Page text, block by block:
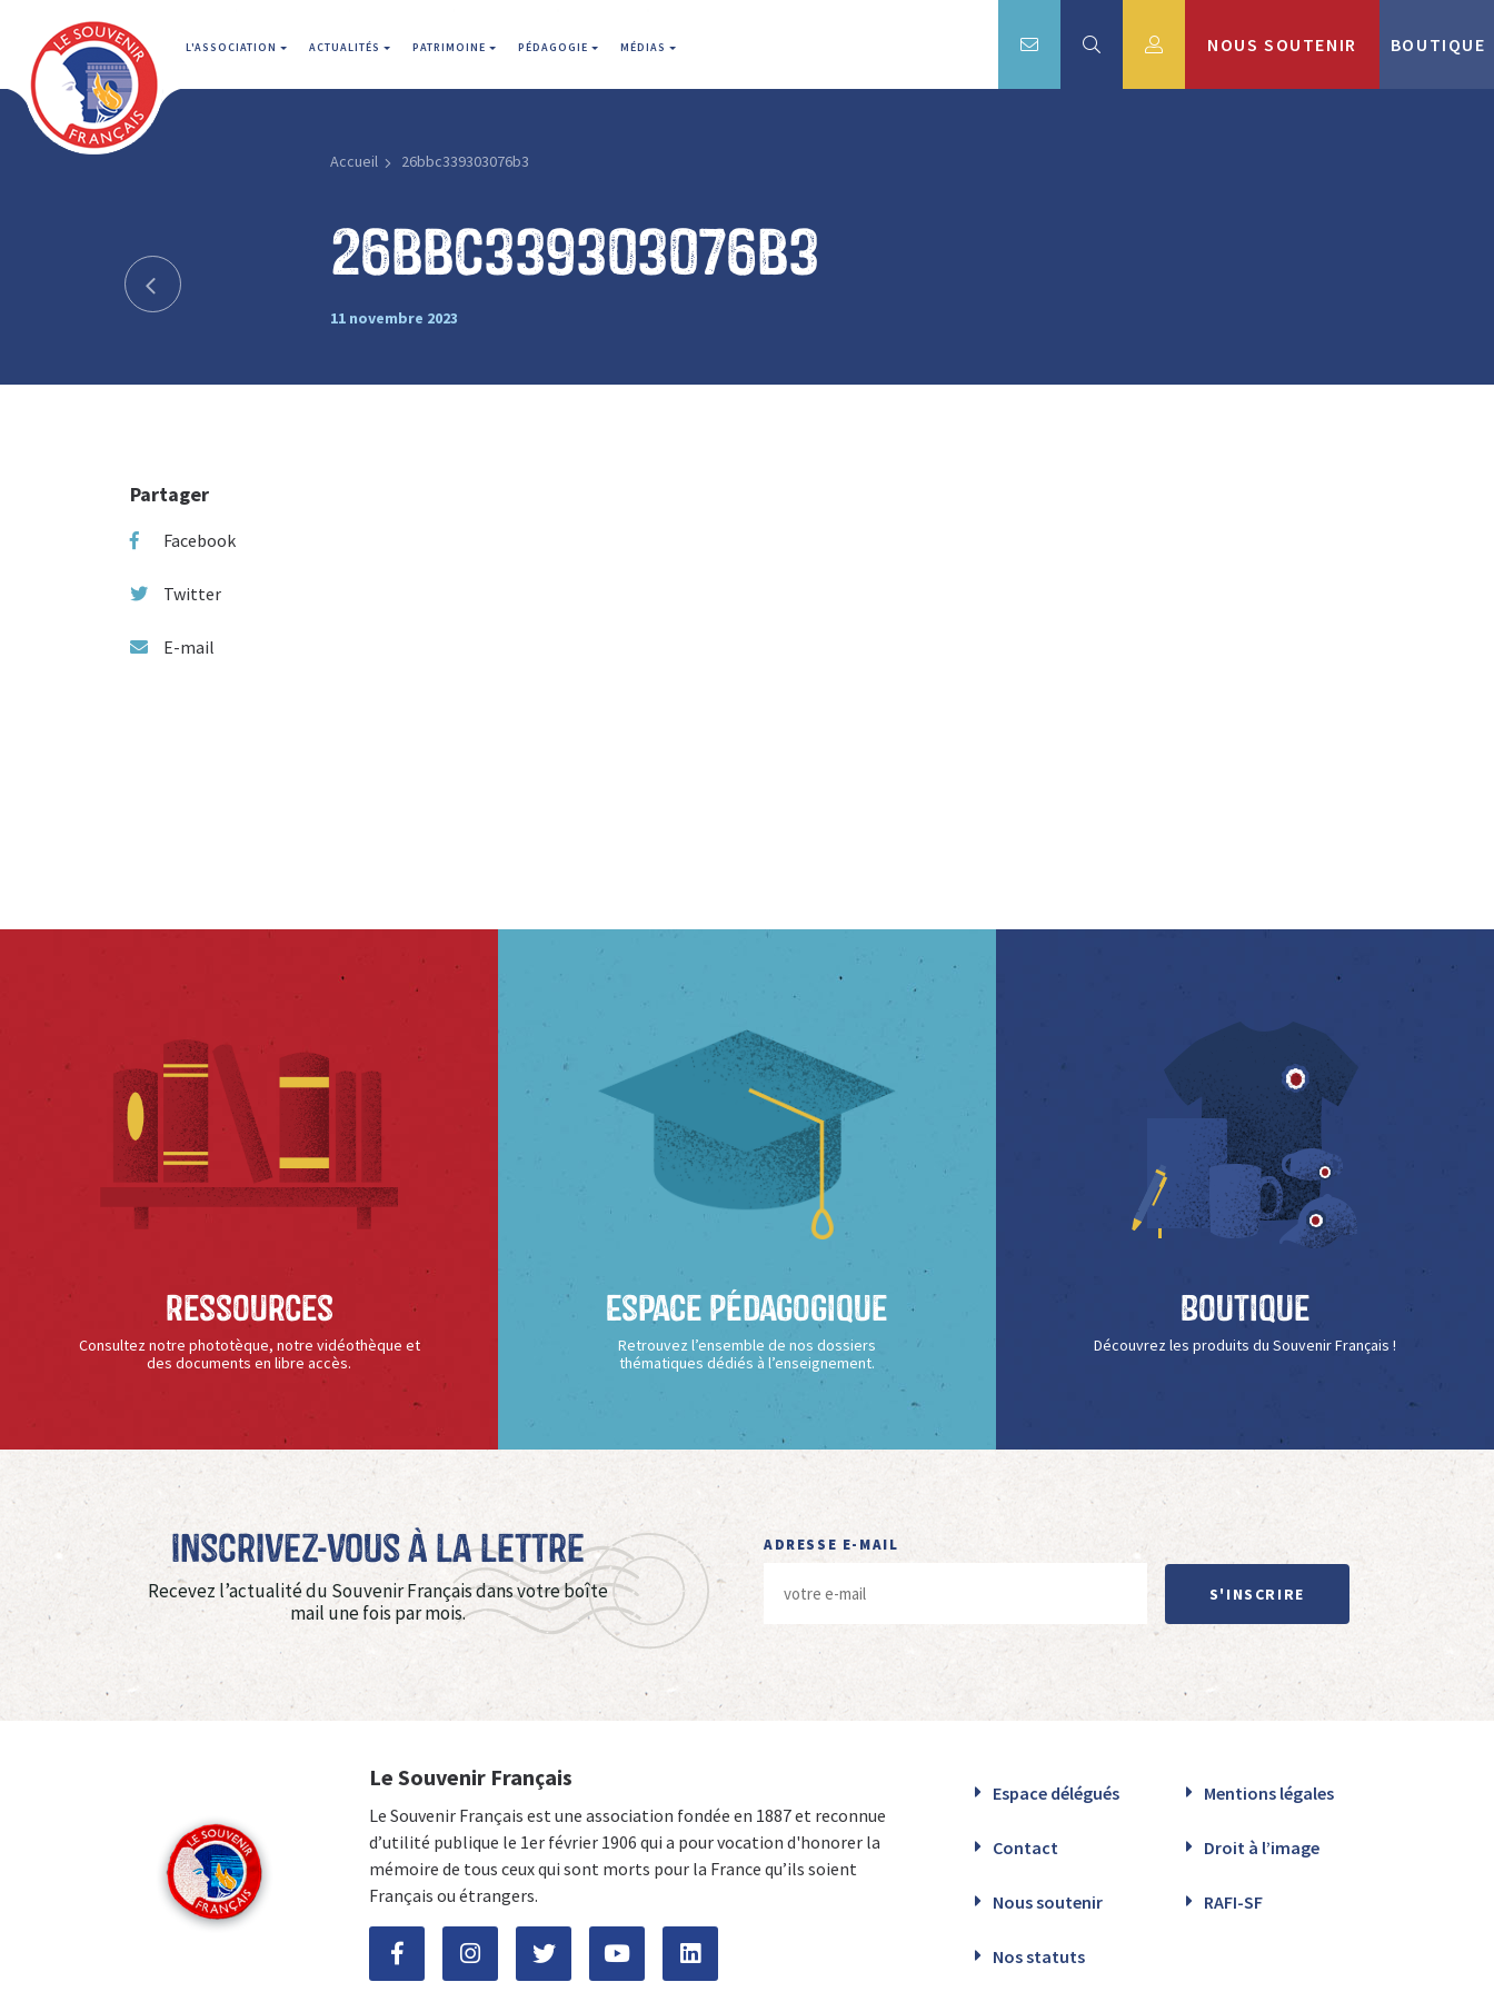
L'ASSOCIATION ACTUALITÉS PATRIMOINE PÉDAGOGIE MÉDIAS NOUS SOUTENIR BOUTIQUE
Accueil 26bbc339303076b3
26bbc339303076b3
11 novembre 2023
Partager
Facebook
Twitter
E-mail
Ressources
Consultez notre phototèque, notre vidéothèque et
des documents en libre accès.
Espace Pédagogique
Retrouvez l’ensemble de nos dossiers
thématiques dédiés à l’enseignement.
Boutique
Découvrez les produits du Souvenir Français !
Inscrivez-vous à La Lettre
Recevez l’actualité du Souvenir Français dans votre boîte
mail une fois par mois.
ADRESSE E-MAIL
S'INSCRIRE
Le Souvenir Français
Le Souvenir Français est une association fondée en 1887 et reconnue
d’utilité publique le 1er février 1906 qui a pour vocation d'honorer la
mémoire de tous ceux qui sont morts pour la France qu’ils soient
Français ou étrangers.
Espace délégués Mentions légales
Contact Droit à l’image
Nous soutenir RAFI-SF
Nos statuts